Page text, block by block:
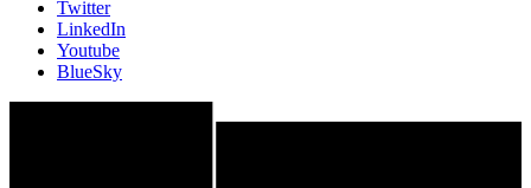
Twitter
LinkedIn
Youtube
BlueSky